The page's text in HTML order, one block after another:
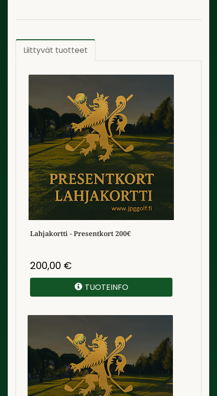
Liittyvät tuotteet
Lahjakortti - Presentkort 200€
200,00 €
TUOTEINFO